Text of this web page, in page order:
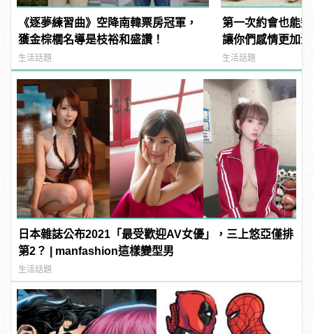
《逐夢練習曲》空降南韓票房冠軍，
獲金棕櫚名導是枝裕和盛讚！
生活話題
第一次約會也能
讓你們感情更加
生活話題
日本雜誌公布2021「最受歡迎AV女優」，三上悠亞僅排
第2？ | manfashion這樣變型男
生活話題